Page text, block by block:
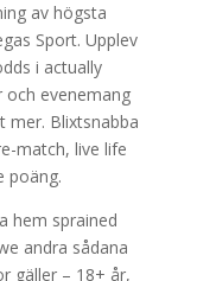
av högsta
Sport. Upplev
i actually
och evenemang
mer. Blixtsnabba
match, live life
poäng.
hem sprained
andra sådana
gäller – 18+ år,